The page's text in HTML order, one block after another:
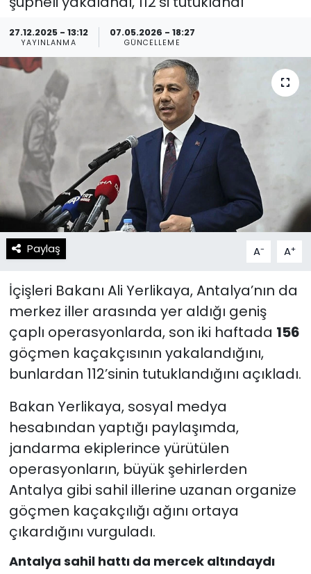
27.12.2025 - 13:12
YAYINLANMA
07.05.2026 - 18:27
GÜNCELLEME
Paylaş A- A+
İçişleri Bakanı Ali Yerlikaya, Antalya’nın da
merkez iller arasında yer aldığı geniş
çaplı operasyonlarda, son iki haftada 156
göçmen kaçakçısının yakalandığını,
bunlardan 112’sinin tutuklandığını açıkladı.
Bakan Yerlikaya, sosyal medya
hesabından yaptığı paylaşımda,
jandarma ekiplerince yürütülen
operasyonların, büyük şehirlerden
Antalya gibi sahil illerine uzanan organize
göçmen kaçakçılığı ağını ortaya
çıkardığını vurguladı.
Antalya sahil hattı da mercek altındaydı
Kültür-sanat
Sağlık
Spor
Teknoloji
Resmi İlanlar
Sağlık
Spor
Teknoloji
Yaşam
Künye
Gizlilik Sözleşmesi
İletişim
Haber Arşivi